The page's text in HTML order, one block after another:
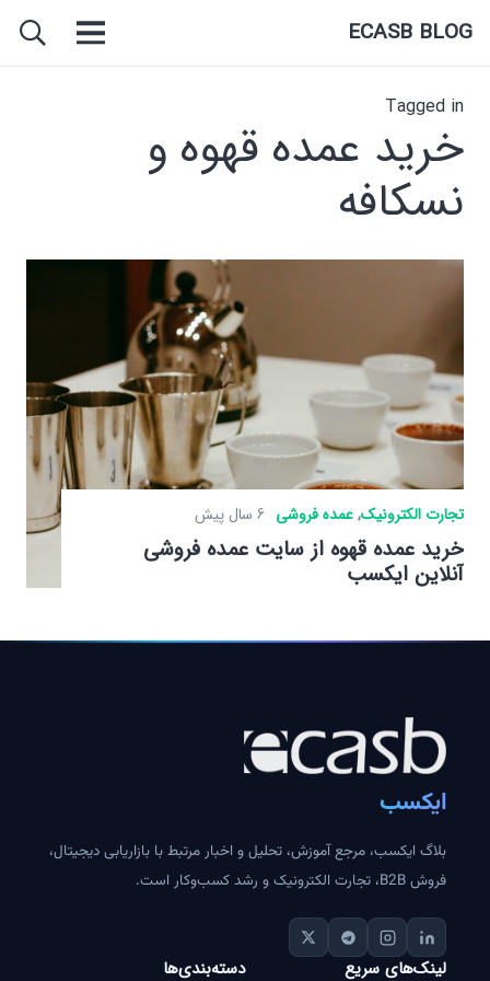
ECASB BLOG
Tagged in
خرید عمده قهوه و
نسکافه
تجارت الکترونیک,عمده فروشی 6 سال پیش
خرید عمده قهوه از سایت عمده فروشی
آنلاین ایکسب
ایکسب
بلاگ ایکسب، مرجع آموزش، تحلیل و اخبار مرتبط با بازاریابی دیجیتال،
فروش B2B، تجارت الکترونیک و رشد کسب‌وکار است.
لینک‌های سریع دسته‌بندی‌ها